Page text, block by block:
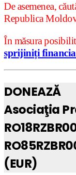
De asemenea,
Republica
În măsura
sprijiniți
DONEAZĂ
Asociaţia
(EUR)